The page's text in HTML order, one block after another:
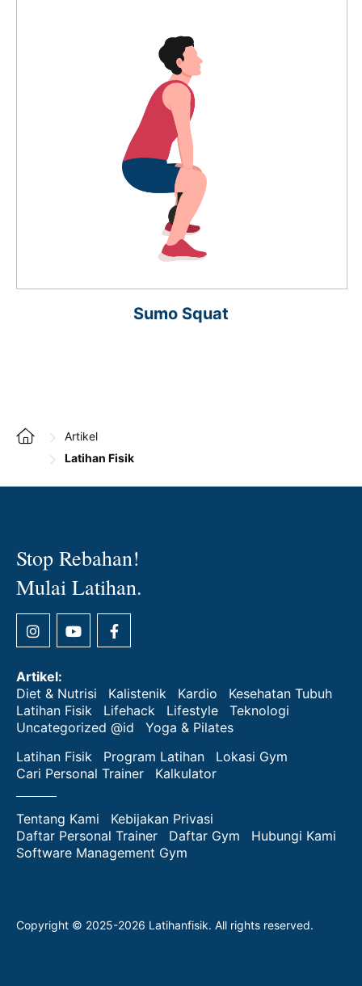
Sumo Squat
Artikel
Latihan Fisik
Stop Rebahan!
Mulai Latihan.
Artikel:
Diet & Nutrisi
Kalistenik Kardio
Kesehatan Tubuh
Latihan Fisik
Lifehack Lifestyle
Teknologi
Uncategorized @id
Yoga & Pilates
Latihan Fisik
Program Latihan
Lokasi Gym
Cari Personal Trainer
Kalkulator
Tentang Kami
Kebijakan Privasi
Daftar Personal Trainer
Daftar Gym
Hubungi Kami
Software Management Gym
Copyright © 2025-2026 Latihanfisik. All rights reserved.